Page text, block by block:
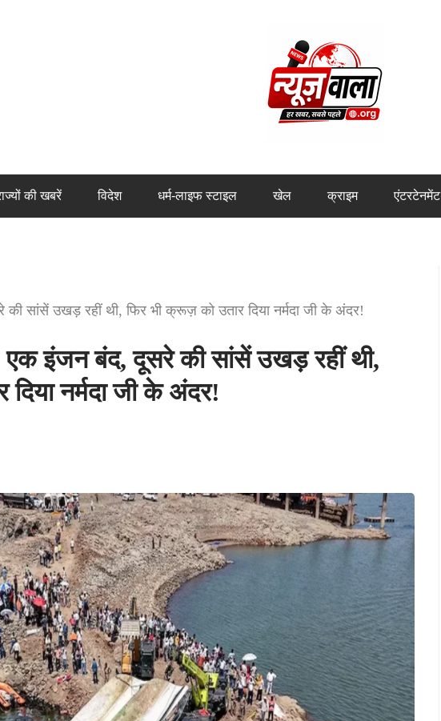
की खबरें विदेश धर्म-लाइफ स्टाइल खेल क्राइम एंटरटेनमेंट
सांसें उखड़ रहीं थी, फिर भी क्रूज़ को उतार दिया नर्मदा जी के अंदर!
इंजन बंद, दूसरे की सांसें उखड़ रहीं थी,
नर्मदा जी के अंदर!